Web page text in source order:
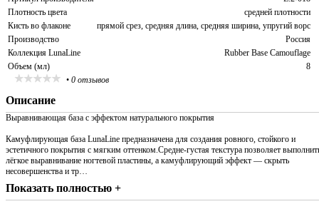
Плотность цвета
средней плотности
Кисть во флаконе
прямой срез, средняя длина, средняя ширина, упругий ворс
Производство
Россия
Коллекция LunaLine
Rubber Base Camouflage
Объем (мл)
8
• 0 отзывов
Описание
Выравнивающая база с эффектом натурального покрытия
Камуфлирующая база LunaLine предназначена для создания ровного, стойкого и
эстетичного покрытия с мягким оттенком.Средне-густая текстура позволяет
лёгкое выравнивание ногтевой пластины, а камуфлирующий эффект — скрыть
несовершенства и тр…
Показать полностью +